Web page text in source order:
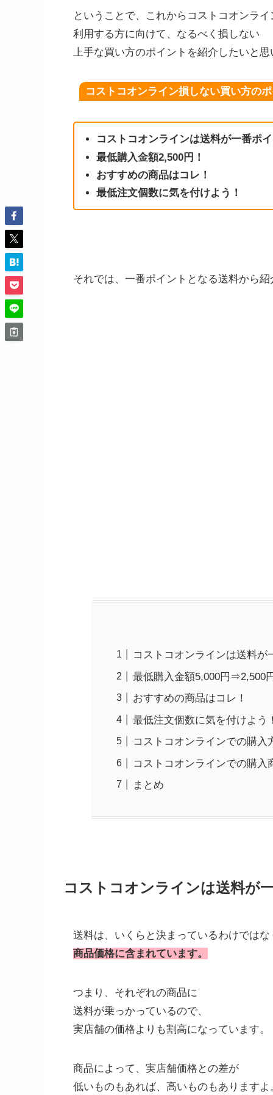
ということで、これからコストコオンライ
利用する方に向けて、なるべく損しない
上手な買い方のポイントを紹介したいと思
コストコオンライン損しない買い方のポ
コストコオンラインは送料が一番ポイ
最低購入金額2,500円！
おすすめの商品はコレ！
最低注文個数に気を付けよう！
それでは、一番ポイントとなる送料から紹
コストコオンラインは送料が
最低購入金額5,000円⇒2,500
おすすめの商品はコレ！
最低注文個数に気を付けよう！
コストコオンラインでの購入
コストコオンラインでの購入
まとめ
コストコオンラインは送料が
送料は、いくらと決まっているわけではな
商品価格に含まれています。
つまり、それぞれの商品に
送料が乗っかっているので、
実店舗の価格よりも割高になっています。
商品によって、実店舗価格との差が
低いものもあれば、高いものもありますよ